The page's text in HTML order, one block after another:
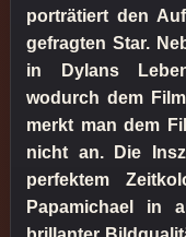
porträtiert den
gefragten Star.
in Dylans
wodurch dem
merkt man dem
nicht an. Die
perfektem
Papamichael in